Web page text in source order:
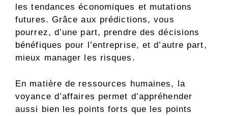
les tendances économiques et mutations
futures. Grâce aux prédictions, vous
pourrez, d’une part, prendre des décisions
bénéfiques pour l’entreprise, et d’autre part,
mieux manager les risques.
En matière de ressources humaines, la
voyance d’affaires permet d’appréhender
aussi bien les points forts que les points